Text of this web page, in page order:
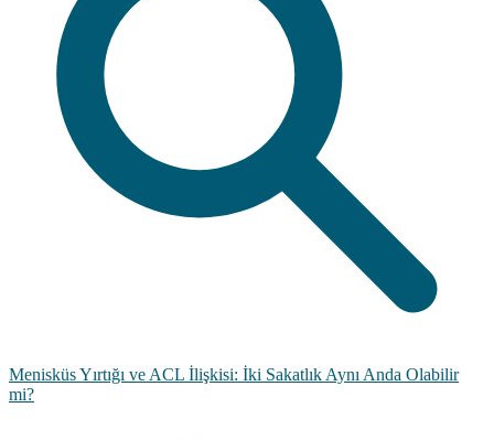
Menisküs Yırtığı ve ACL İlişkisi: İki Sakatlık Aynı Anda Olabilir
mi?